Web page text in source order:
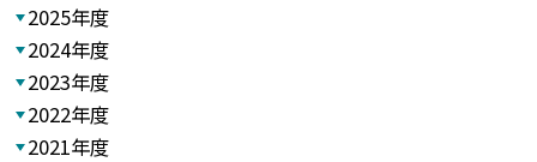
2025年度
2024年度
2023年度
2022年度
2021年度